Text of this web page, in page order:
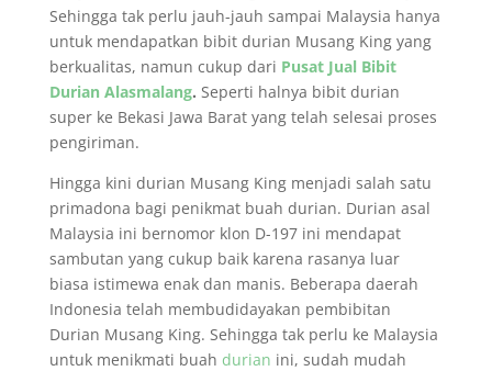
Sehingga tak perlu jauh-jauh sampai Malaysia hanya
untuk mendapatkan bibit durian Musang King yang
berkualitas, namun cukup dari Pusat Jual Bibit
Durian Alasmalang. Seperti halnya bibit durian
super ke Bekasi Jawa Barat yang telah selesai proses
pengiriman.
Hingga kini durian Musang King menjadi salah satu
primadona bagi penikmat buah durian. Durian asal
Malaysia ini bernomor klon D-197 ini mendapat
sambutan yang cukup baik karena rasanya luar
biasa istimewa enak dan manis. Beberapa daerah
Indonesia telah membudidayakan pembibitan
Durian Musang King. Sehingga tak perlu ke Malaysia
untuk menikmati buah durian ini, sudah mudah